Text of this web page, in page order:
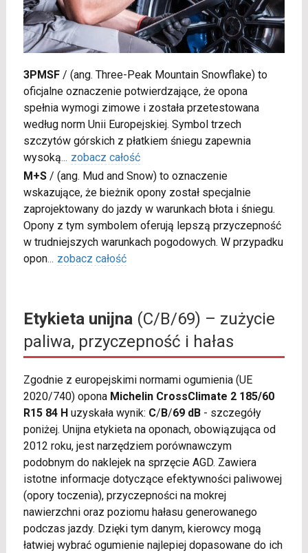
3PMSF/ (ang. Three-Peak Mountain Snowflake) to
oficjalne oznaczenie potwierdzające, że opona
spełnia wymogi zimowe i została przetestowana
według norm Unii Europejskiej. Symbol trzech
szczytów górskich z płatkiem śniegu zapewnia
wysoką... zobacz całość
M+S/ (ang. Mud and Snow) to oznaczenie
wskazujące, że bieżnik opony został specjalnie
zaprojektowany do jazdy w warunkach błota i śniegu.
Opony z tym symbolem oferują lepszą przyczepność
w trudniejszych warunkach pogodowych. W przypadku
opon... zobacz całość
Etykieta unijna(C/B/69) – zużycie
paliwa, przyczepność i hałas
Zgodnie z europejskimi normami ogumienia (UE
2020/740) opona Michelin CrossClimate 2 185/60
R15 84 Huzyskała wynik: C/B/69 dB- szczegóły
poniżej. Unijna etykieta na oponach, obowiązująca od
2012 roku, jest narzędziem porównawczym
podobnym do naklejek na sprzęcie AGD. Zawiera
istotne informacje dotyczące efektywności paliwowej
(opory toczenia), przyczepności na mokrej
nawierzchni oraz poziomu hałasu generowanego
podczas jazdy. Dzięki tym danym, kierowcy mogą
łatwiej wybrać ogumienie najlepiej dopasowane do ich